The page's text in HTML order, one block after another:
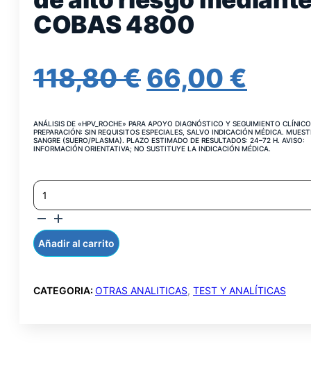
COBAS 4800
118,80€ EL
ORIGINAL
118,80 €.
66,00 €
ANÁLISIS DE «HPV_ROCHE» PARA APOYO DIAGNÓSTICO Y SEGUIMIENTO
PREPARACIÓN: SIN REQUISITOS ESPECIALES, SALVO INDICACIÓN MÉDICA.
SANGRE (SUERO/PLASMA). PLAZO ESTIMADO DE RESULTADOS: 24–72 H. AVISO:
INFORMACIÓN ORIENTATIVA; NO SUSTITUYE LA INDICACIÓN MÉDICA.
HPV16,
HPV18
Y
12
HPVS
DE
RIESGO
MEDIANTE
Añadir al carrito
CATEGORIA: OTRAS ANALITICAS, TEST Y ANALÍTICAS